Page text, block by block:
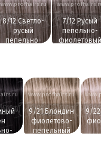
www.profhairs.ru
8/12 Светло-
русый
пепельно-
7/12 Русый
пепельно-
фиолетовый
www.profhairs.ru
9/21 Блондин
фиолетово-
пепельный
9/